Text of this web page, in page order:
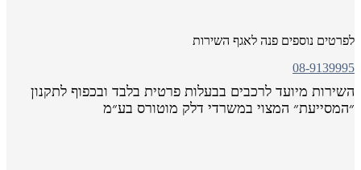
נוספים פנה לאגף השירות
08-
מיועד לרכבים בבעלות פרטית בלבד ובכפוף לתקנון
המצוי במשרדי דלק מוטורס בע״מ